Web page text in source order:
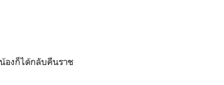
องก็ได้กลับคืนราช